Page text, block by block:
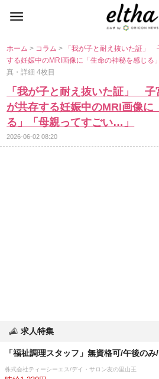
ホーム> コラム>
「我が子と耐え抜いた証」
する妊娠中のMRI画像に「生命の神秘を感じ
真・詳細 4枚目
「我が子と耐え抜いた証」
が共存する妊娠中のMRI画像に
る」「母親ってすごい…」
2026-06-02 08:20
求人特集
「福祉調理スタッフ」無資格可/午後の
株式会社ティーシーエス/デイ・サロン友の里山王